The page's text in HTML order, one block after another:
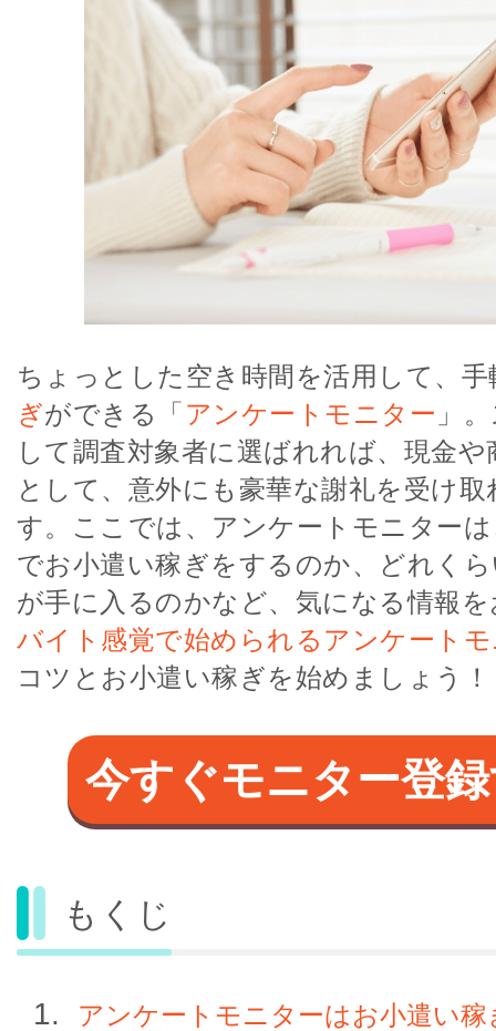
ちょっとした空き時間を活用して、手
ぎができる「 アンケートモニター 」
して調査対象者に選ばれれば、現金
として、意外にも豪華な謝礼を受け
す。ここでは、アンケートモニター
でお小遣い稼ぎをするのか、どれく
が手に入るのかなど、気になる情報
バイト感覚で始められるアンケート
コツとお小遣い稼ぎを始めましょう！
今すぐモニター登
もくじ
アンケートモニターはお小遣い